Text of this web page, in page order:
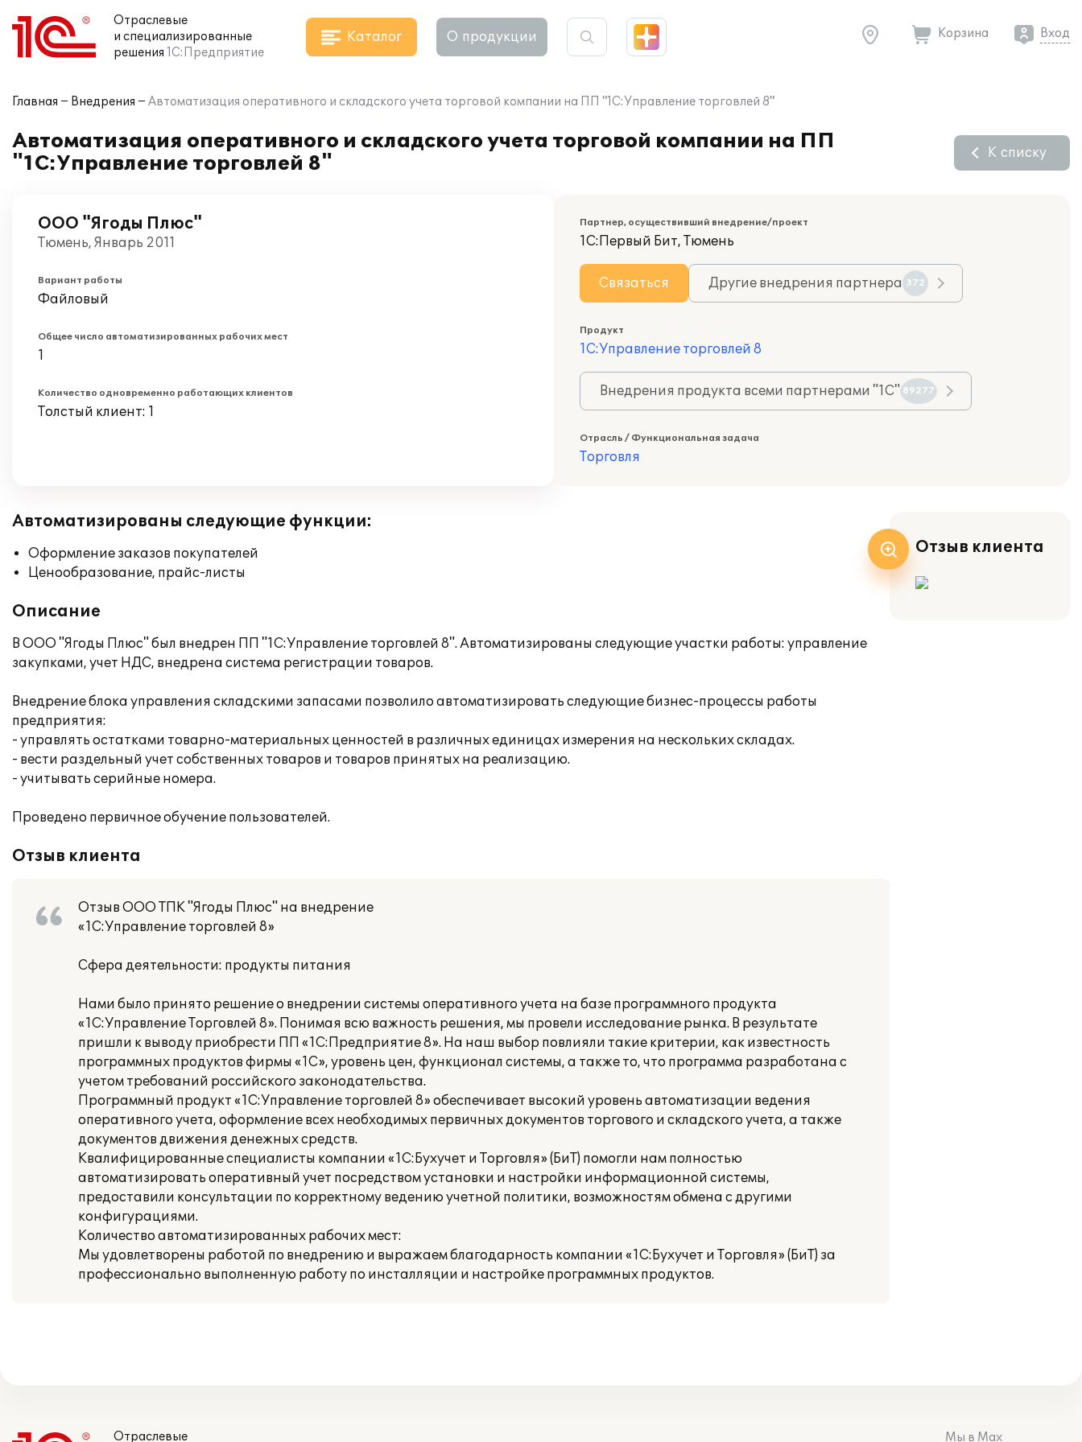
Отраслевые
и специализированные
решения 1С:Предприятие
Каталог О продукции Корзина Вход
Главная Внедрения Автоматизация оперативного и складского учета торговой компании на ПП "1С:Управление торговлей 8"
Автоматизация оперативного и складского учета торговой компании на ПП
"1С:Управление торговлей 8"
К списку
ООО "Ягоды Плюс"
Тюмень, Январь 2011
Вариант работы
Файловый
Общее число автоматизированных рабочих мест
1
Количество одновременно работающих клиентов
Толстый клиент: 1
Партнер, осуществивший внедрение/проект
1С:Первый Бит, Тюмень
Связаться Другие внедрения партнера 372
Продукт
1С:Управление торговлей 8
Внедрения продукта всеми партнерами "1С" 89277
Отрасль / Функциональная задача
Торговля
Автоматизированы следующие функции:
Оформление заказов покупателей
Ценообразование, прайс-листы
Описание
В ООО "Ягоды Плюс" был внедрен ПП "1С:Управление торговлей 8". Автоматизированы следующие участки работы: управление
закупками, учет НДС, внедрена система регистрации товаров.
Внедрение блока управления складскими запасами позволило автоматизировать следующие бизнес-процессы работы
предприятия:
- управлять остатками товарно-материальных ценностей в различных единицах измерения на нескольких складах.
- вести раздельный учет собственных товаров и товаров принятых на реализацию.
- учитывать серийные номера.
Проведено первичное обучение пользователей.
Отзыв клиента
Отзыв ООО ТПК "Ягоды Плюс" на внедрение
«1С:Управление торговлей 8»
Сфера деятельности: продукты питания
Нами было принято решение о внедрении системы оперативного учета на базе программного продукта
«1С:Управление Торговлей 8». Понимая всю важность решения, мы провели исследование рынка. В результате
пришли к выводу приобрести ПП «1С:Предприятие 8». На наш выбор повлияли такие критерии, как известность
программных продуктов фирмы «1С», уровень цен, функционал системы, а также то, что программа разработана с
учетом требований российского законодательства.
Программный продукт «1С:Управление торговлей 8» обеспечивает высокий уровень автоматизации ведения
оперативного учета, оформление всех необходимых первичных документов торгового и складского учета, а также
документов движения денежных средств.
Квалифицированные специалисты компании «1С:Бухучет и Торговля» (БиТ) помогли нам полностью
автоматизировать оперативный учет посредством установки и настройки информационной системы,
предоставили консультации по корректному ведению учетной политики, возможностям обмена с другими
конфигурациями.
Количество автоматизированных рабочих мест:
Мы удовлетворены работой по внедрению и выражаем благодарность компании «1С:Бухучет и Торговля» (БиТ) за
профессионально выполненную работу по инсталляции и настройке программных продуктов.
Отзыв клиента
Отраслевые Мы в Max